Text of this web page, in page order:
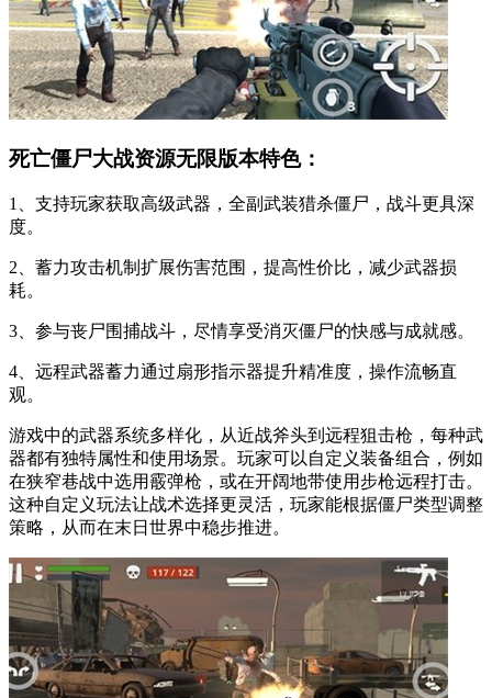
死亡僵尸大战资源无限版本特色：
1、支持玩家获取高级武器，全副武装猎杀僵尸，战斗更具深
度。
2、蓄力攻击机制扩展伤害范围，提高性价比，减少武器损
耗。
3、参与丧尸围捕战斗，尽情享受消灭僵尸的快感与成就感。
4、远程武器蓄力通过扇形指示器提升精准度，操作流畅直
观。
游戏中的武器系统多样化，从近战斧头到远程狙击枪，每种武
器都有独特属性和使用场景。玩家可以自定义装备组合，例如
在狭窄巷战中选用霰弹枪，或在开阔地带使用步枪远程打击。
这种自定义玩法让战术选择更灵活，玩家能根据僵尸类型调整
策略，从而在末日世界中稳步推进。